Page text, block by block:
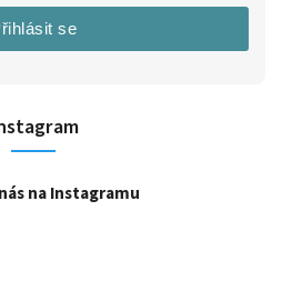
na Instagramu
se